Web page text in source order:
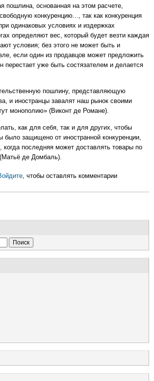
пошлина, основанная на этом расчете,
конкуренцию..., так как конкуренция
одинаковых условиях и издержках
определяют вес, который будет везти каждая
условия; без этого не может быть и
если один из продавцов может предложить
перестает уже быть состязателем и делается
пошлину, представляющую
и иностранцы завалят наш рынок своими
монополию» (Виконт де Романе).
как для себя, так и для других, чтобы
было защищено от иностранной конкуренции,
когда последняя может доставлять товары по
де Домбаль).
, чтобы оставлять комментарии